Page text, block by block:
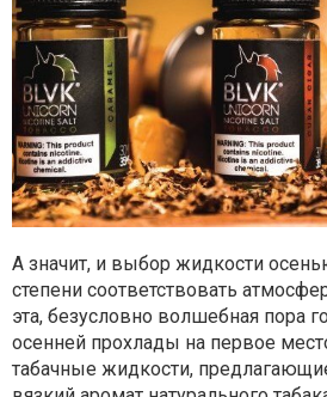
А значит, и выбор жидкости
степени соответствовать
эта, безусловно волшебная пора
осенней прохлады на первое
табачные жидкости,